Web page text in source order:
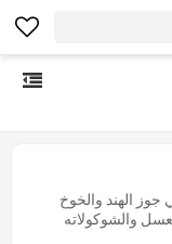
الهند والخوخ
والشوكولاته